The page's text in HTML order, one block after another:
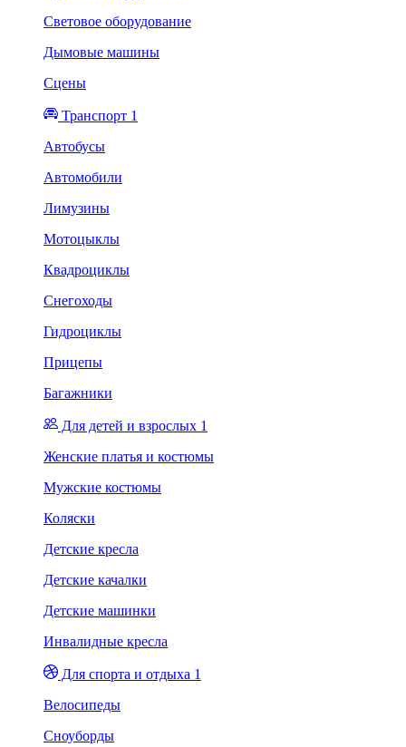
Световое оборудование
Дымовые машины
Сцены
Транспорт 1
Автобусы
Автомобили
Лимузины
Мотоцыклы
Квадроциклы
Снегоходы
Гидроциклы
Прицепы
Багажники
Для детей и взрослых 1
Женские платья и костюмы
Мужские костюмы
Коляски
Детские кресла
Детские качалки
Детские машинки
Инвалидные кресла
Для спорта и отдыха 1
Велосипеды
Сноуборды